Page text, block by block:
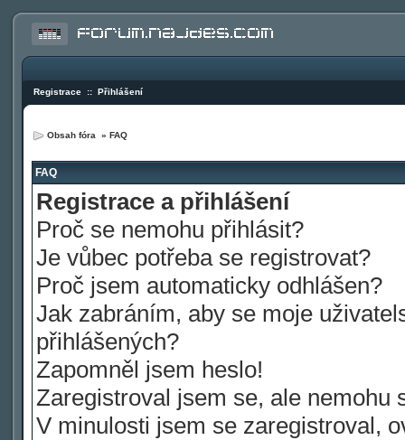
Registrace :: Přihlášení
Obsah fóra » FAQ
FAQ
Registrace a přihlášení
Proč se nemohu přihlásit?
Je vůbec potřeba se registrovat?
Proč jsem automaticky odhlášen?
Jak zabráním, aby se moje
přihlášených?
Zapomněl jsem heslo!
Zaregistroval jsem se, ale nemohu
V minulosti jsem se zaregistroval,